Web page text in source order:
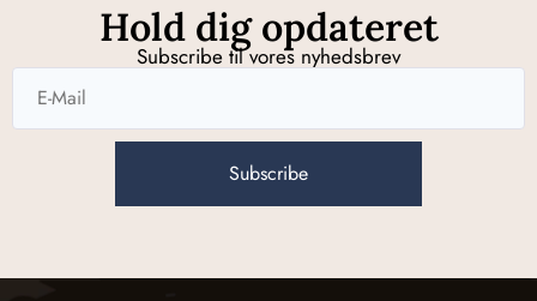
Hold dig opdateret
Subscribe til vores nyhedsbrev
Subscribe